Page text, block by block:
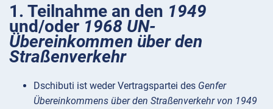
1. Teilnahme an den 1949
und/oder 1968 UN-
Übereinkommen über den
Straßenverkehr
Dschibuti ist weder Vertragspartei des Genfer
Übereinkommens über den Straßenverkehr von 1949